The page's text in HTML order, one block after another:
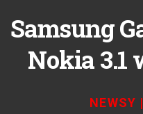
Samsung
Nokia 3.1
NEWSY |